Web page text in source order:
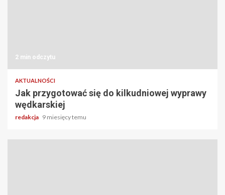
2 min odczytu
AKTUALNOŚCI
Jak przygotować się do kilkudniowej wyprawy
wędkarskiej
redakcja 9 miesięcy temu